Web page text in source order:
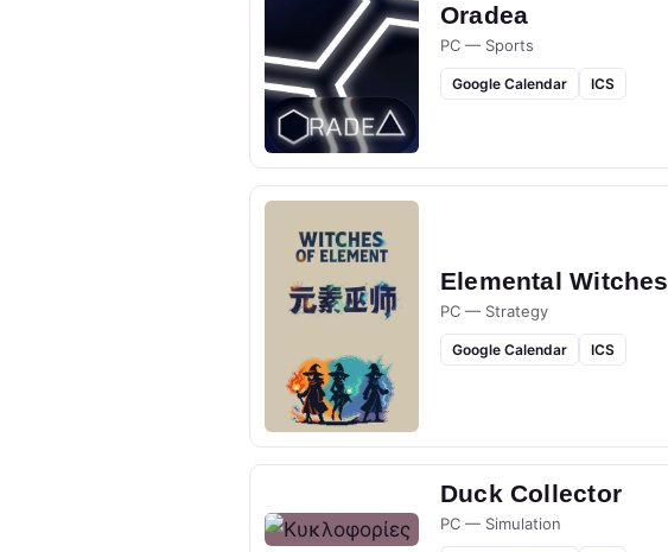
Oradea
PC — Sports
Google Calendar ICS
Elemental Witches
PC — Strategy
Google Calendar ICS
Duck Collector
PC — Simulation